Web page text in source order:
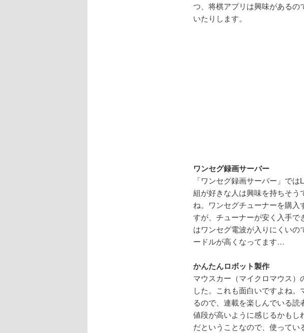
つ、将棋アプリは興味があるの
いたりします。
ワンセグ録画サーバー
「ワンセグ録画サーバー」で
組が好きな人は興味を持ちそう
ね。ワンセグチューナーを購
すが、チューナーが安く入手
はワンセグ電波が入りにくい
ードルが高くなってます…
かんたんロボット製作
マウスカー（マイクロマウス）
した。これも面白いですよね
るので、連載を楽しんでいる
値段が高いように感じるかもし
だということなので、使って